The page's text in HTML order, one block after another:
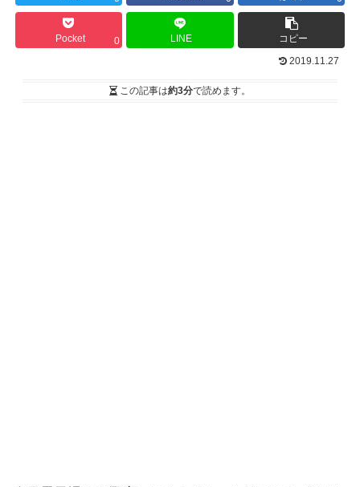
Pocket 0 LINE
コピー
2019.11.27
この記事は約3分で読めます。